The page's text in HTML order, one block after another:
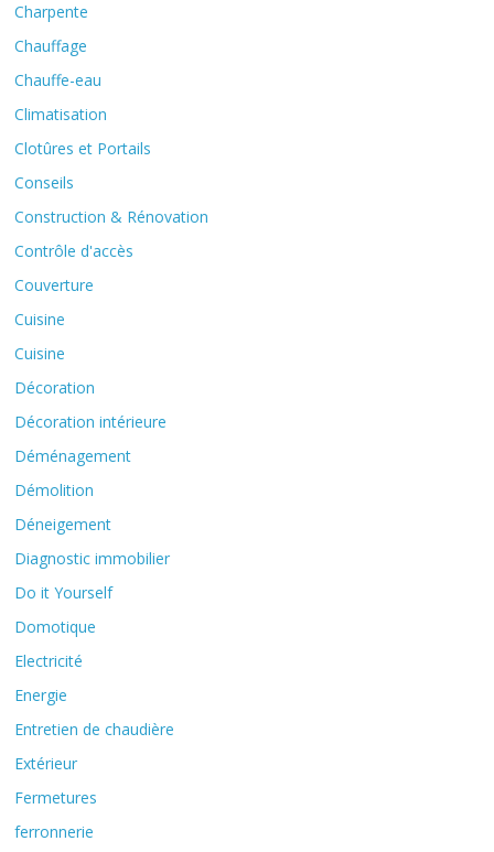
Charpente
Chauffage
Chauffe-eau
Climatisation
Clotûres et Portails
Conseils
Construction & Rénovation
Contrôle d'accès
Couverture
Cuisine
Cuisine
Décoration
Décoration intérieure
Déménagement
Démolition
Déneigement
Diagnostic immobilier
Do it Yourself
Domotique
Electricité
Energie
Entretien de chaudière
Extérieur
Fermetures
ferronnerie